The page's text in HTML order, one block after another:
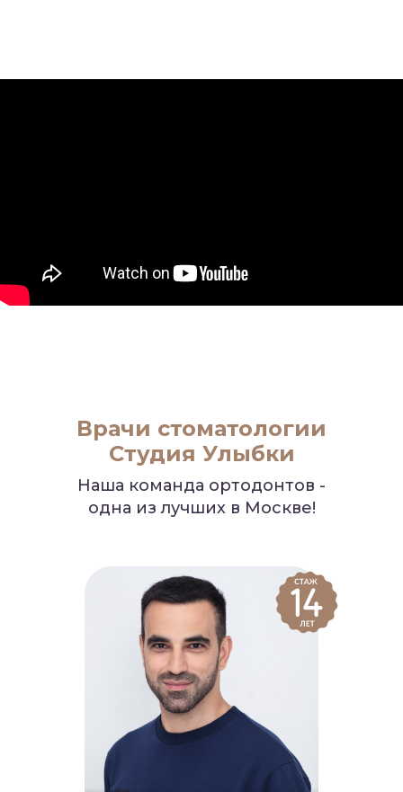
Врачи стоматологии
Студия Улыбки
Наша команда ортодонтов -
одна из лучших в Москве!